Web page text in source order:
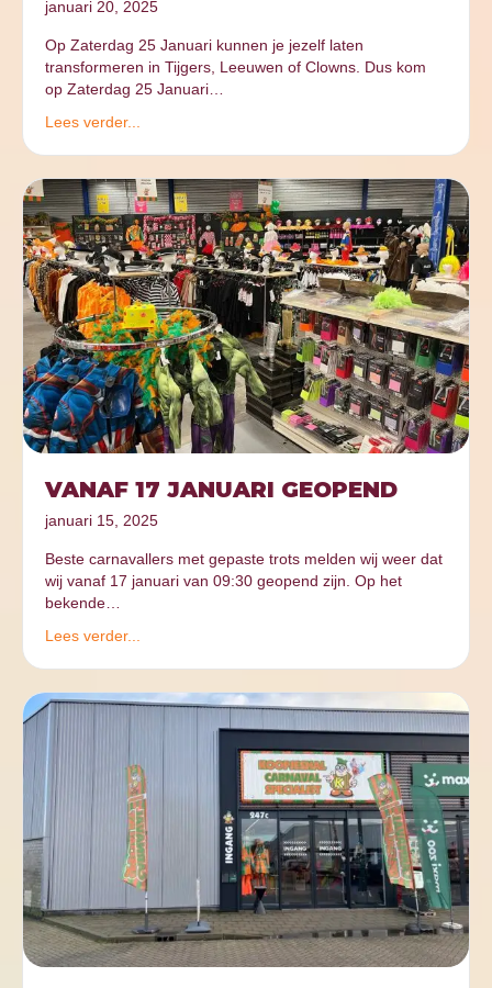
januari 20, 2025
Op Zaterdag 25 Januari kunnen je jezelf laten
transformeren in Tijgers, Leeuwen of Clowns. Dus kom
op Zaterdag 25 Januari…
Lees verder...
VANAF 17 JANUARI GEOPEND
januari 15, 2025
Beste carnavallers met gepaste trots melden wij weer dat
wij vanaf 17 januari van 09:30 geopend zijn. Op het
bekende…
Lees verder...